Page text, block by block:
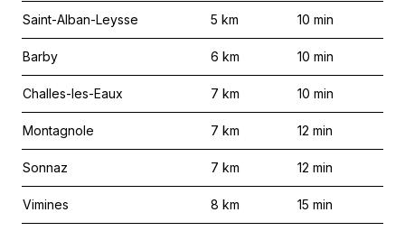
Saint-Alban-Leysse 5 km 10 min
Barby 6 km 10 min
Challes-les-Eaux 7 km 10 min
Montagnole 7 km 12 min
Sonnaz 7 km 12 min
Vimines 8 km 15 min